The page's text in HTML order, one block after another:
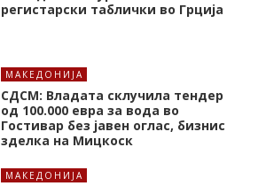
регистарски таблички во Грција
МАКЕДОНИЈА
СДСМ: Владата склучила тендер
од 100.000 евра за вода во
Гостивар без јавен оглас, бизнис
зделка на Мицкоск
МАКЕДОНИЈА